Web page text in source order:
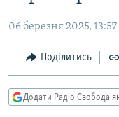
основної
навігації
Перейти
до
пошуку
ЕКОНОМІКА
СУСПІЛЬСТВО
РОСІЙСЬКА
ДОНБАС.РЕАЛІЇ
ТИ ЯК?
06 березня 2025, 13:57
Поділитись
Додати Радіо Свобода